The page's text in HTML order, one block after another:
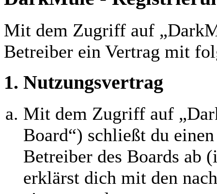
Mit dem Zugriff auf
Betreiber ein Vertrag mit
1. Nutzungsvertrag
Mit dem Zugriff auf
Board“) schließt du
Betreiber des Boards ab
erklärst dich mit den